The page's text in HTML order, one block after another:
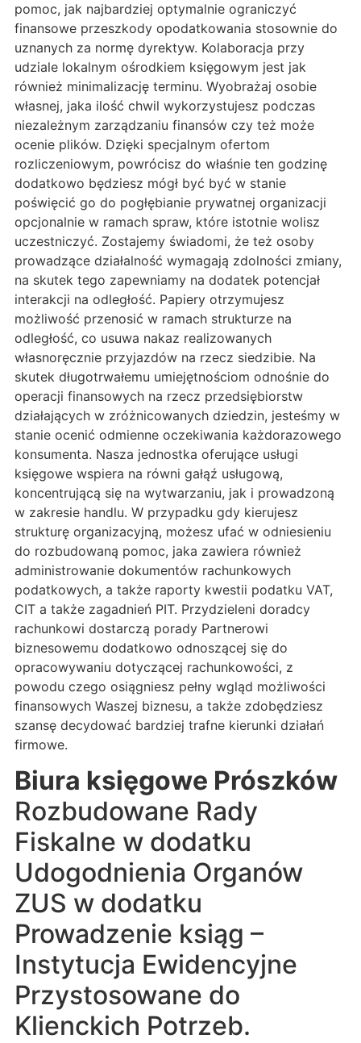
pomoc, jak najbardziej optymalnie ograniczyć
finansowe przeszkody opodatkowania stosownie do
uznanych za normę dyrektyw. Kolaboracja przy
udziale lokalnym ośrodkiem księgowym jest jak
również minimalizację terminu. Wyobrażaj osobie
własnej, jaka ilość chwil wykorzystujesz podczas
niezależnym zarządzaniu finansów czy też może
ocenie plików. Dzięki specjalnym ofertom
rozliczeniowym, powrócisz do właśnie ten godzinę
dodatkowo będziesz mógł być być w stanie
poświęcić go do pogłębianie prywatnej organizacji
opcjonalnie w ramach spraw, które istotnie wolisz
uczestniczyć. Zostajemy świadomi, że też osoby
prowadzące działalność wymagają zdolności zmiany,
na skutek tego zapewniamy na dodatek potencjał
interakcji na odległość. Papiery otrzymujesz
możliwość przenosić w ramach strukturze na
odległość, co usuwa nakaz realizowanych
własnoręcznie przyjazdów na rzecz siedzibie. Na
skutek długotrwałemu umiejętnościom odnośnie do
operacji finansowych na rzecz przedsiębiorstw
działających w zróżnicowanych dziedzin, jesteśmy w
stanie ocenić odmienne oczekiwania każdorazowego
konsumenta. Nasza jednostka oferujące usługi
księgowe wspiera na równi gałąź usługową,
koncentrującą się na wytwarzaniu, jak i prowadzoną
w zakresie handlu. W przypadku gdy kierujesz
strukturę organizacyjną, możesz ufać w odniesieniu
do rozbudowaną pomoc, jaka zawiera również
administrowanie dokumentów rachunkowych
podatkowych, a także raporty kwestii podatku VAT,
CIT a także zagadnień PIT. Przydzieleni doradcy
rachunkowi dostarczą porady Partnerowi
biznesowemu dodatkowo odnoszącej się do
opracowywaniu dotyczącej rachunkowości, z
powodu czego osiągniesz pełny wgląd możliwości
finansowych Waszej biznesu, a także zdobędziesz
szansę decydować bardziej trafne kierunki działań
firmowe.
Biura księgowe Prószków
Rozbudowane Rady
Fiskalne w dodatku
Udogodnienia Organów
ZUS w dodatku
Prowadzenie ksiąg –
Instytucja Ewidencyjne
Przystosowane do
Klienckich Potrzeb.